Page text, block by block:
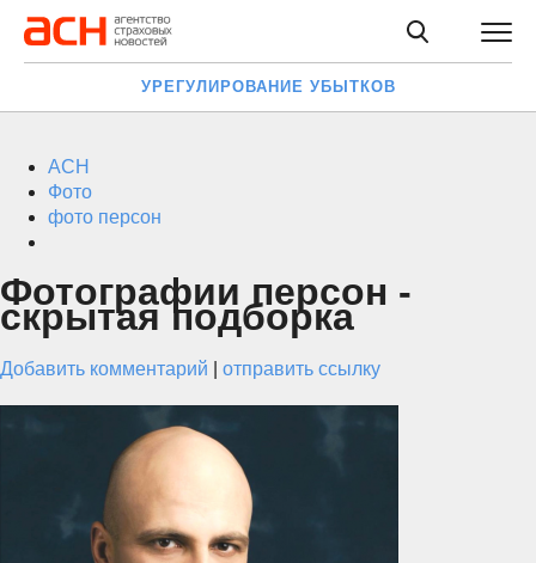
УРЕГУЛИРОВАНИЕ УБЫТКОВ
АСН
Фото
фото персон
Фотографии персон -
скрытая подборка
Добавить комментарий отправить ссылку